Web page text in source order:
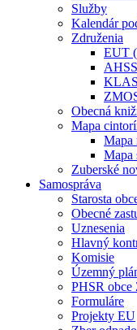
Služby
Kalendár
Združenia
EUT
Obecná
Mapa
Mapa
Mapa
Zuberské
Samospráva
Starosta
Obecné
Uznesenia
Hlavný
Komisie
Územný
PHSR obce
Formuláre
Projekty EU